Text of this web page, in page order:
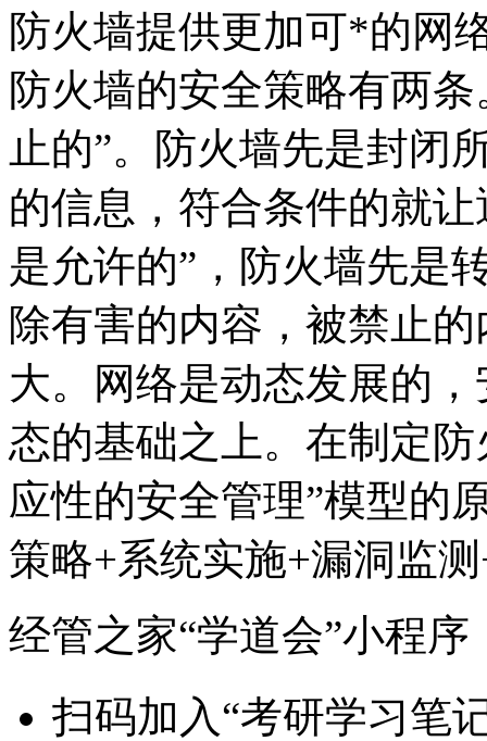
防火墙提供更加可*的网
防火墙的安全策略有两
止的”。防火墙先是封闭
的信息，符合条件的就
是允许的”，防火墙先是
除有害的内容，被禁止
大。网络是动态发展的
态的基础之上。在制定
应性的安全管理”模型的
策略+系统实施+漏洞监
经管之家“学道会”小程序
扫码加入“考研学习笔